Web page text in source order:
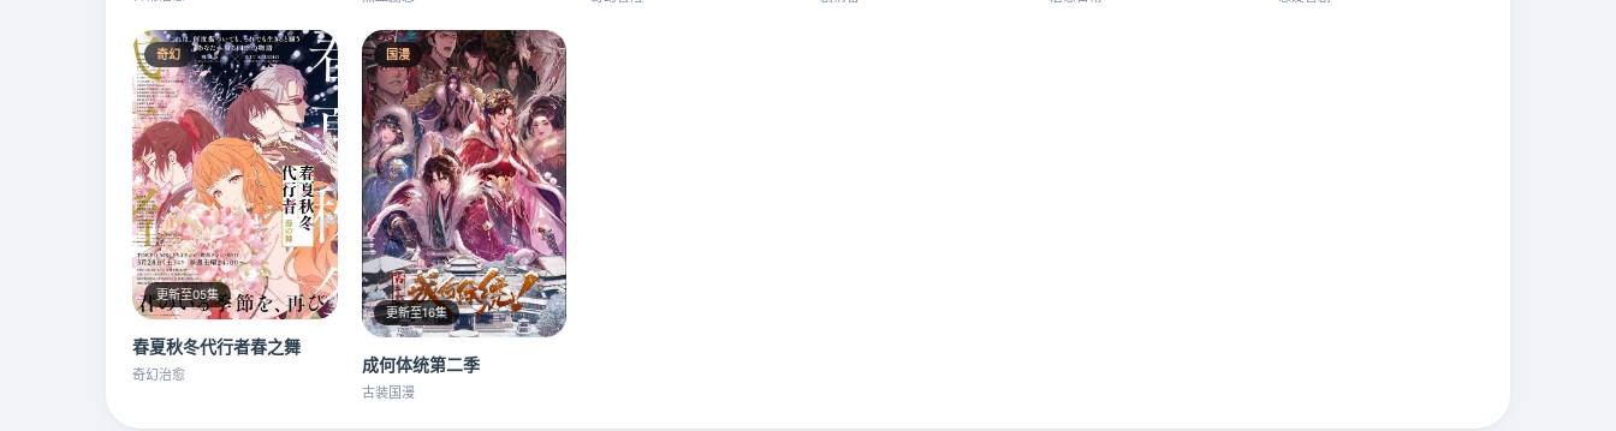
奇幻
更新至05集
春夏秋冬代行者春之舞
奇幻治愈
国漫
更新至16集
成何体统第二季
古装国漫